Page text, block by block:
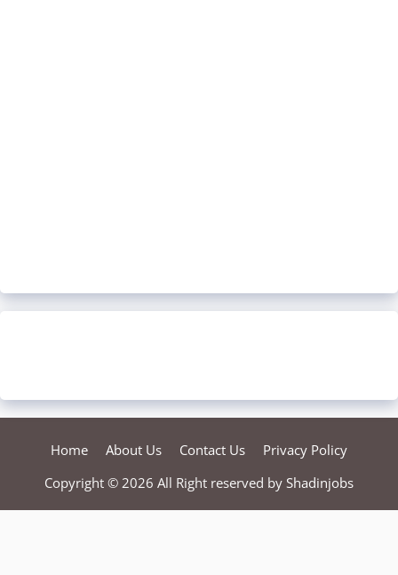
Home About Us Contact Us
Privacy Policy
Copyright © 2026 All Right reserved by Shadinjobs